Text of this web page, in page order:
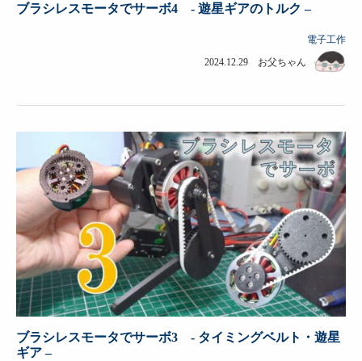
ブラシレスモータでサーボ4 - 遊星ギアのトルク –
電子工作
2024.12.29 お父ちゃん
ブラシレスモータでサーボ3 - タイミングベルト・遊星
ギア –